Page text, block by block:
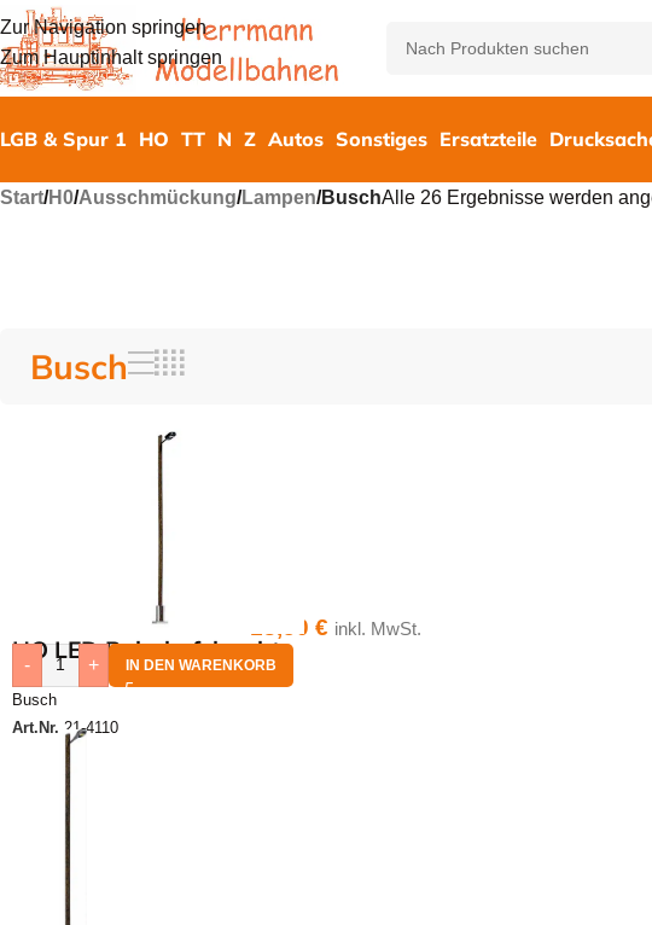
Zur Navigation springen
Zum Hauptinhalt springen
LGB & Spur 1 HO TT N Z Autos Sonstiges Ersatzteile
Start/H0/Ausschmückung/Lampen/BuschAlle 26 Ergebnisse werden
Busch
HO LED Bahnhofsleuchte
Busch
Art.Nr. 21-4110
18,50€ inkl. MwSt.
-
+ IN DEN WARENKORB